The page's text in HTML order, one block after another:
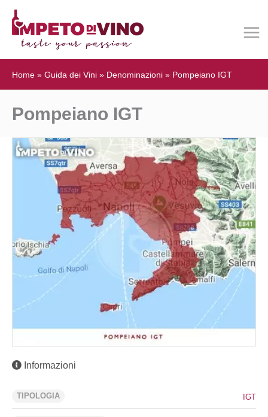
Home » Guida dei Vini » Denominazioni » Pompeiano IGT
Pompeiano IGT
Informazioni
TIPOLOGIA IGT